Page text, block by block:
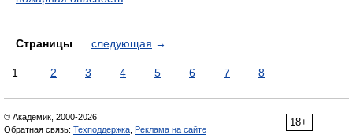
Страницы следующая →
1 2 3 4 5 6 7 8
18+
© Академик, 2000-2026
Обратная связь: Техподдержка Реклама на сайте